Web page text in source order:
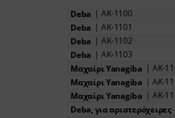
The Legend – Anniversary Edition
Σετ Shun Kohen
Σετ μαχαιριών & δώρων
Materialien & Pflege
Deba | AK-1100
Deba | AK-1101
Deba | AK-1102
Deba | AK-1103
Μαχαίρι Yanagiba | AK-
Μαχαίρι Yanagiba | AK-
Μαχαίρι Yanagiba | AK-
Deba, για αριστερόχειρες